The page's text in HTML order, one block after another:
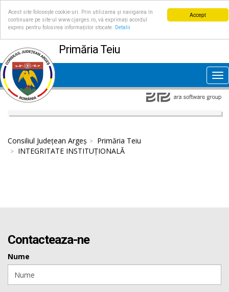
Accept
Acest site folosește cookie-uri. Prin utilizarea și navigarea în
continuare pe site-ul www.cjarges.ro, vă exprimați acordul
expres pentru folosirea informațiilor stocate.
Detalii
Primăria Teiu
Consiliul Județean Argeș
Primăria Teiu
INTEGRITATE INSTITUȚIONALĂ
Contacteaza-ne
Nume